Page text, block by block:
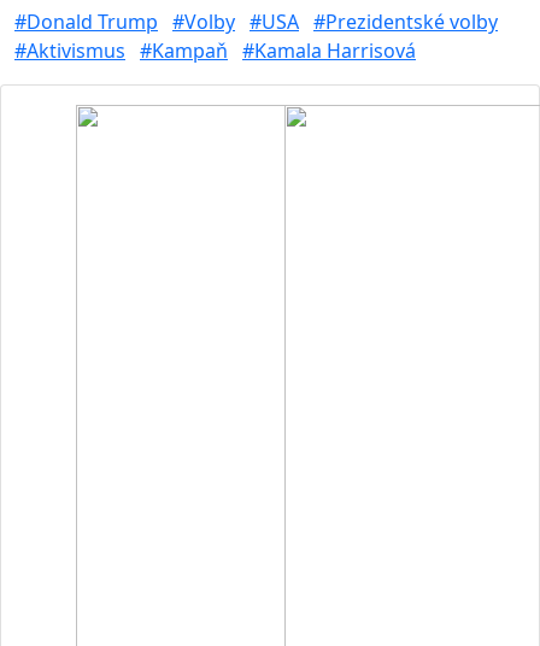
#Donald Trump #Volby #USA #Prezidentské volby
#Aktivismus #Kampaň #Kamala Harrisová